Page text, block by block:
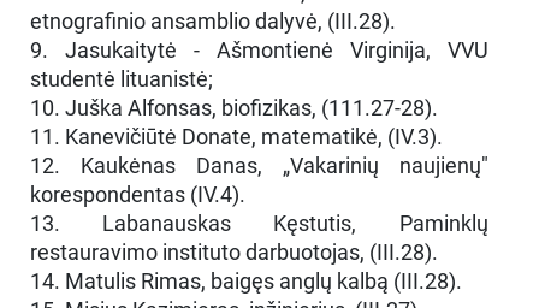
etnografinio ansamblio dalyvė, (III.28).
9. Jasukaitytė - Ašmontienė Virginija, VVU
studentė lituanistė;
10. Juška Alfonsas, biofizikas, (111.27-28).
11. Kanevičiūtė Donate, matematikė, (IV.3).
12. Kaukėnas Danas, „Vakarinių naujienų"
korespondentas (IV.4).
13. Labanauskas Kęstutis, Paminklų
restauravimo instituto darbuotojas, (III.28).
14. Matulis Rimas, baigęs anglų kalbą (III.28).